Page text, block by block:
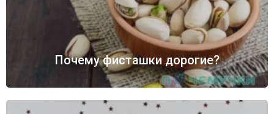
Почему фисташки дорогие?